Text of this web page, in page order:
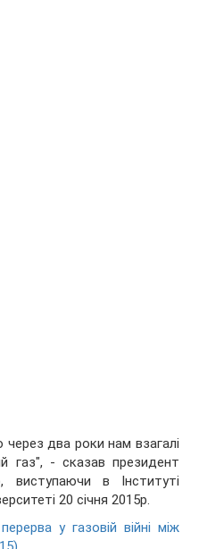
два роки нам взагалі
газ", - сказав президент
виступаючи в Інституті
20 січня 2015р.
у газовій війні між